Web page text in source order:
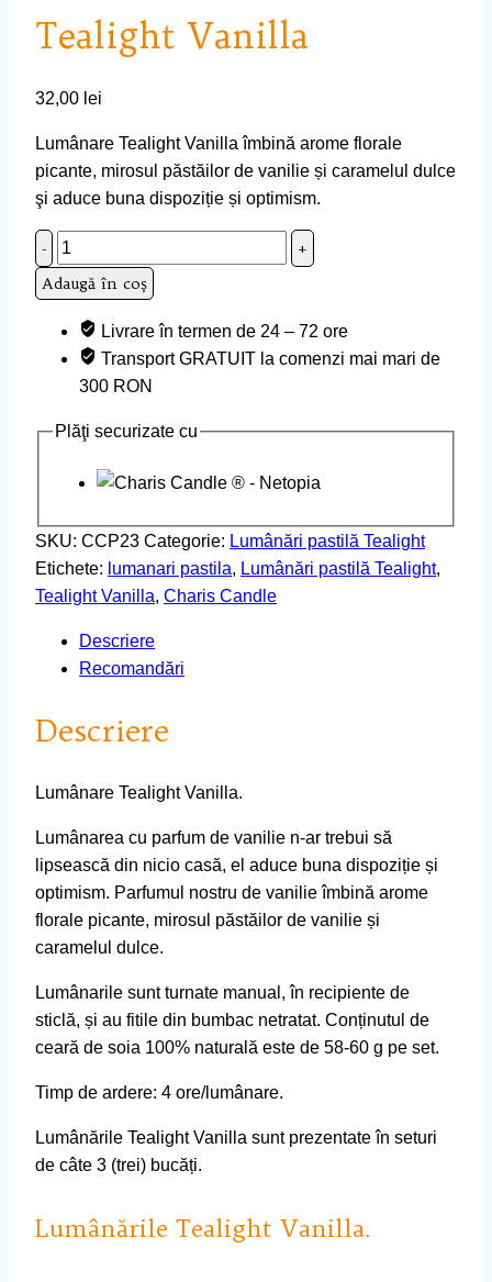
Tealight Vanilla
32,00 lei
Lumânare Tealight Vanilla îmbină arome florale
picante, mirosul păstăilor de vanilie și caramelul dulce
şi aduce buna dispoziție și optimism.
Cantitate
Tealight
Vanilla
Adaugă în coș
Livrare în termen de 24 – 72 ore
Transport GRATUIT la comenzi mai mari de
300 RON
Plăţi securizate cu
SKU: CCP23 Categorie: Lumânări pastilă Tealight
Etichete: lumanari pastila, Lumânări pastilă Tealight,
Tealight Vanilla, Charis Candle
Descriere
Recomandări
Descriere
Lumânare Tealight Vanilla.
Lumânarea cu parfum de vanilie n-ar trebui să
lipsească din nicio casă, el aduce buna dispoziție și
optimism. Parfumul nostru de vanilie îmbină arome
florale picante, mirosul păstăilor de vanilie și
caramelul dulce.
Lumânarile sunt turnate manual, în recipiente de
sticlă, și au fitile din bumbac netratat. Conținutul de
ceară de soia 100% naturală este de 58-60 g pe set.
Timp de ardere: 4 ore/lumânare.
Lumânările Tealight Vanilla sunt prezentate în seturi
de câte 3 (trei) bucăți.
Lumânările Tealight Vanilla.